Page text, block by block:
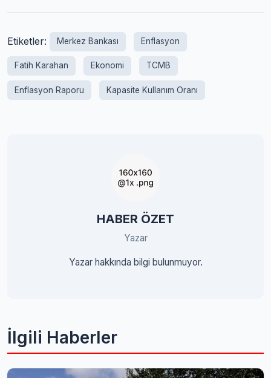
Etiketler: Merkez Bankası Enflasyon
Fatih Karahan Ekonomi TCMB
Enflasyon Raporu Kapasite Kullanım Oranı
HABER ÖZET
Yazar
Yazar hakkında bilgi bulunmuyor.
İlgili Haberler